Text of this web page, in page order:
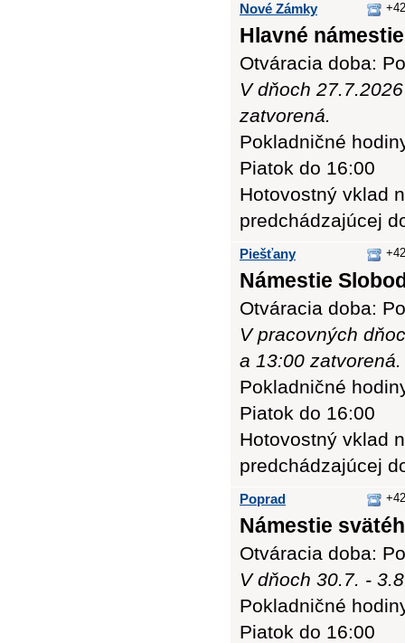
Nové Zámky
Hlavné
Otváracia doba:
V dňoch
zatvorená.
Pokladničné
Piatok do 16:00
Hotovostný vklad
predchádzajúcej
Piešťany
Námestie
Otváracia doba:
V pracovných
a 13:00 zatvorená.
Pokladničné
Piatok do 16:00
Hotovostný vklad
predchádzajúcej
Poprad
Námestie
Otváracia doba:
V dňoch 30.7. -
Pokladničné
Piatok do 16:00